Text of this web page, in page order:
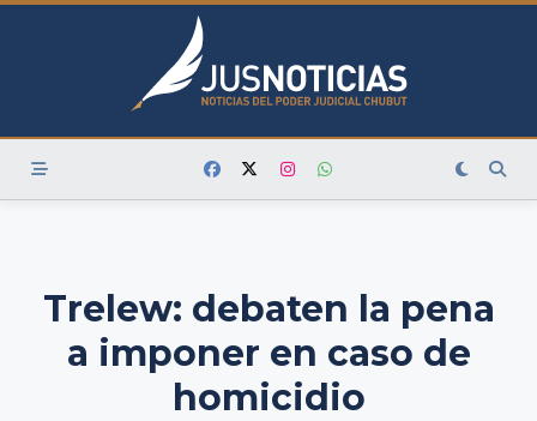
Skip
Trelew: debaten la pena
a imponer en caso de
homicidio